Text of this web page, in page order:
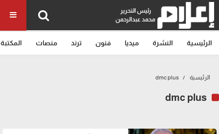
رئيس التحرير
محمد عبدالرحمن
الرئيسية النشرة ميديا فنون ترند منصات المكتبة
الرئيسية dmc plus
dmc plus